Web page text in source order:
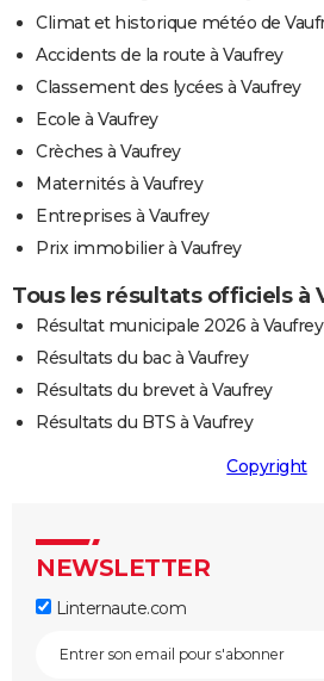
Climat et historique météo de
Accidents de la route à Vaufrey
Classement des lycées à Vaufrey
Ecole à Vaufrey
Crèches à Vaufrey
Maternités à Vaufrey
Entreprises à Vaufrey
Prix immobilier à Vaufrey
Tous les résultats officiels à
Résultat municipale 2026 à Vaufrey
Résultats du bac à Vaufrey
Résultats du brevet à Vaufrey
Résultats du BTS à Vaufrey
Copyright
NEWSLETTER
Linternaute.com